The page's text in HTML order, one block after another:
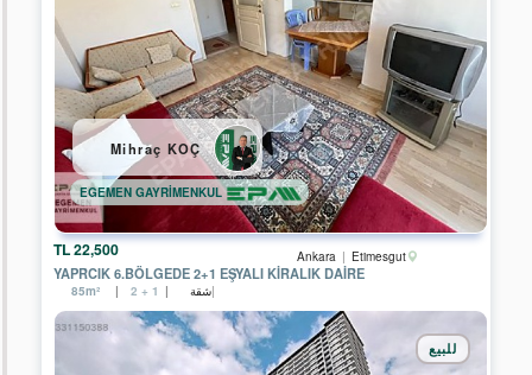
GAYRİMENKUL
EPA
ANTALYA
TKT
GAYRİMENKUL
EPA
DİYARBAKIR
TEMSİLCİLİĞİ
EPA
CLASS
GAYRİMENKUL
EPA
LION
GAYRİMENKUL
22,500 TL Ankara Etimesgut
YAPRCIK 6.BÖLGEDE 2+1 EŞYALI KİRALIK DAİRE
شقة 85m² 2 + 1
EGEMEN GAYRİMENKUL
Mihraç KOÇ
للبيع